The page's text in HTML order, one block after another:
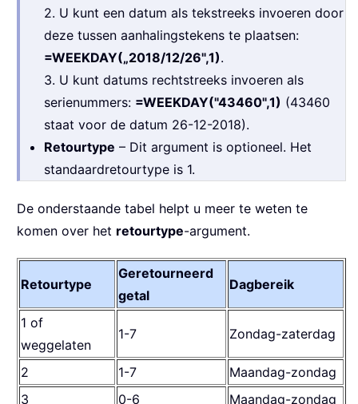
2. U kunt een datum als tekstreeks invoeren door
deze tussen aanhalingstekens te plaatsen:
=WEEKDAY(„2018/12/26",1).
3. U kunt datums rechtstreeks invoeren als
serienummers: =WEEKDAY("43460",1) (43460
staat voor de datum 26-12-2018).
Retourtype – Dit argument is optioneel. Het
standaardretourtype is 1.
De onderstaande tabel helpt u meer te weten te
komen over het retourtype-argument.
Retourtype
Geretourneerd
getal
Dagbereik
1 of
weggelaten
1-7 Zondag-zaterdag
2 1-7
Maandag-zondag
3
0-6 Maandag-zondag